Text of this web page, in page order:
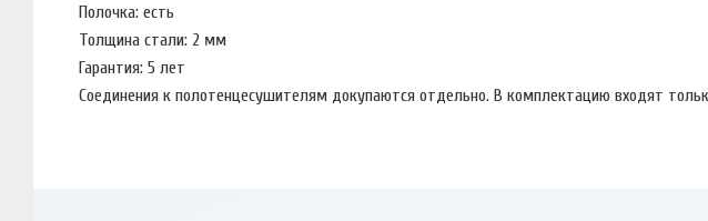
Полочка: есть
Толщина стали: 2 мм
Гарантия: 5 лет
Соединения к полотенцесушителям докупаются отдельно. В комплектацию входят